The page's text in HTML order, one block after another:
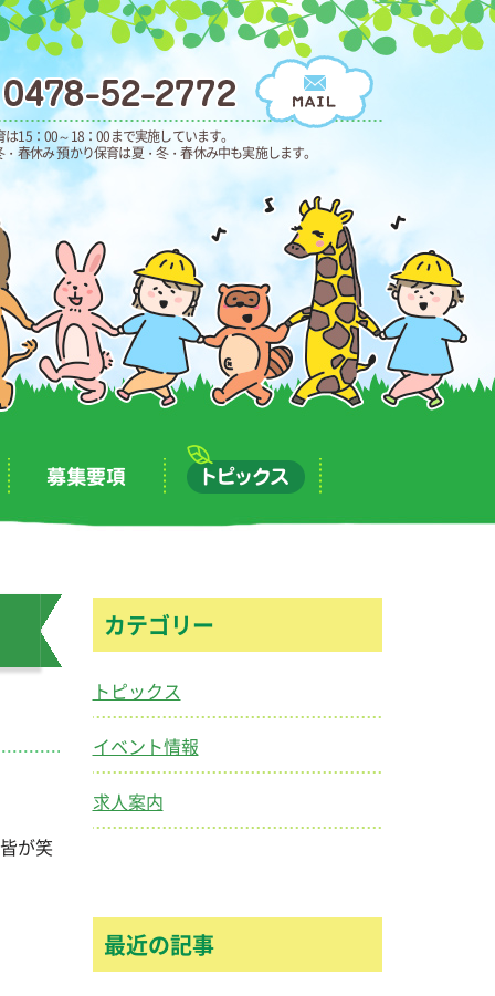
15：00～18：00まで実施しています。
春休み 預かり保育は夏・冬・春休み中も実施します。
が笑
カテゴリー
トピックス
イベント情報
求人案内
最近の記事